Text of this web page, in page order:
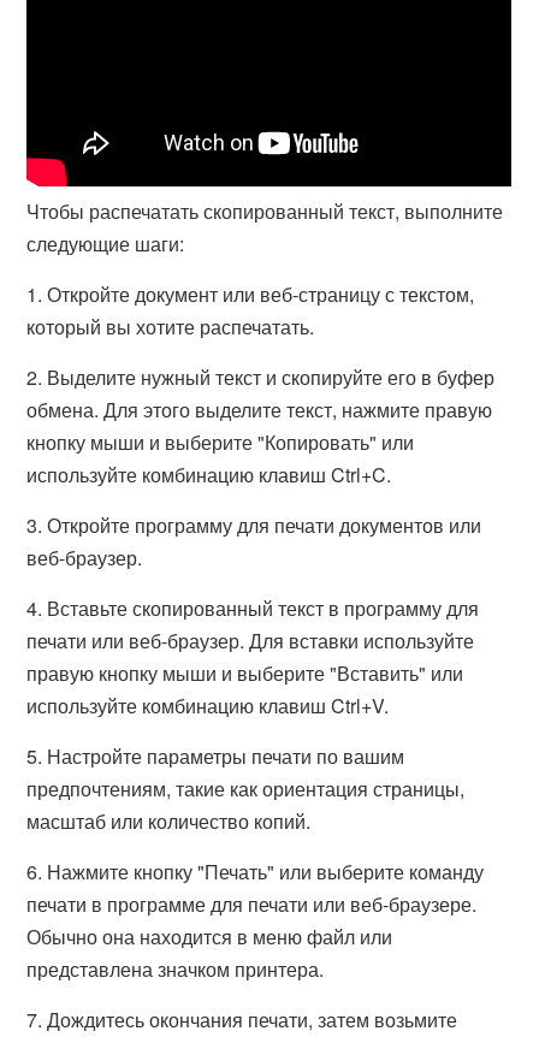
Чтобы распечатать скопированный текст, выполните
следующие шаги:
1. Откройте документ или веб-страницу с текстом,
который вы хотите распечатать.
2. Выделите нужный текст и скопируйте его в буфер
обмена. Для этого выделите текст, нажмите правую
кнопку мыши и выберите "Копировать" или
используйте комбинацию клавиш Ctrl+C.
3. Откройте программу для печати документов или
веб-браузер.
4. Вставьте скопированный текст в программу для
печати или веб-браузер. Для вставки используйте
правую кнопку мыши и выберите "Вставить" или
используйте комбинацию клавиш Ctrl+V.
5. Настройте параметры печати по вашим
предпочтениям, такие как ориентация страницы,
масштаб или количество копий.
6. Нажмите кнопку "Печать" или выберите команду
печати в программе для печати или веб-браузере.
Обычно она находится в меню файл или
представлена значком принтера.
7. Дождитесь окончания печати, затем возьмите